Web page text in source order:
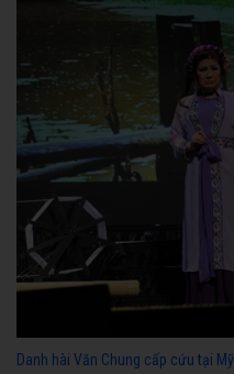
Danh hài Văn Chung cấp cứu tại Mỹ